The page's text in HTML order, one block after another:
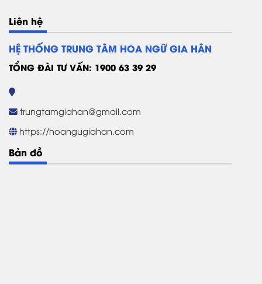
Liên hệ
HỆ THỐNG TRUNG TÂM HOA NGỮ GIA HÂN
TỔNG ĐÀI TƯ VẤN: 1900 63 39 29
trungtamgiahan@gmail.com
https://hoangugiahan.com
Bản đồ